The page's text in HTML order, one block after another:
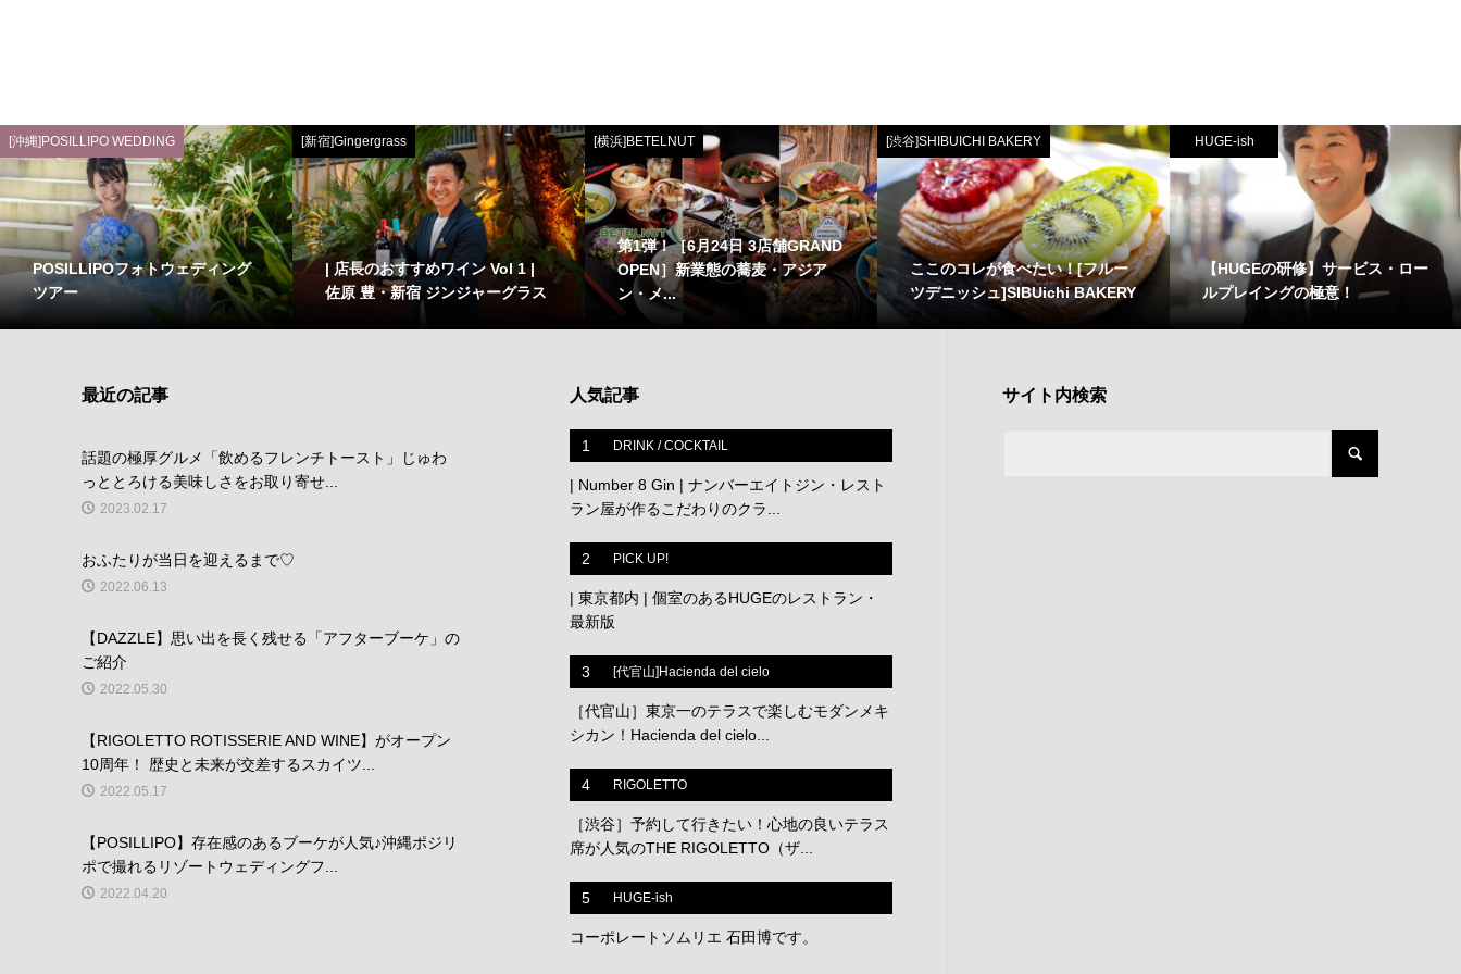
[沖縄]POSILLIPO WEDDING
POSILLIPOフォトウェディング
ツアー
[新宿]Gingergrass
| 店長のおすすめワイン Vol 1 |
佐原 豊・新宿 ジンジャーグラス
[横浜]BETELNUT
第1弾！［6月24日 3店舗GRAND
OPEN］新業態の蕎麦・アジア
ン・メ...
[渋谷]SHIBUICHI BAKERY
ここのコレが食べたい！[フルー
ツデニッシュ]SIBUichi BAKERY
HUGE-ish
【HUGEの研修】サービス・ロー
ルプレイングの極意！
最近の記事
話題の極厚グルメ「飲めるフレンチトースト」じゅわ
っととろける美味しさをお取り寄せ...
2023.02.17
おふたりが当日を迎えるまで♡
2022.06.13
【DAZZLE】思い出を長く残せる「アフターブーケ」の
ご紹介
2022.05.30
【RIGOLETTO ROTISSERIE AND WINE】がオープン
10周年！ 歴史と未来が交差するスカイツ...
2022.05.17
【POSILLIPO】存在感のあるブーケが人気♪沖縄ポジリ
ポで撮れるリゾートウェディングフ...
2022.04.20
人気記事
1 DRINK / COCKTAIL
| Number 8 Gin | ナンバーエイトジン・レスト
ラン屋が作るこだわりのクラ...
2 PICK UP!
| 東京都内 | 個室のあるHUGEのレストラン・
最新版
3 [代官山]Hacienda del cielo
［代官山］東京一のテラスで楽しむモダンメキ
シカン！Hacienda del cielo...
4 RIGOLETTO
［渋谷］予約して行きたい！心地の良いテラス
席が人気のTHE RIGOLETTO（ザ...
5 HUGE-ish
コーポレートソムリエ 石田博です。
サイト内検索